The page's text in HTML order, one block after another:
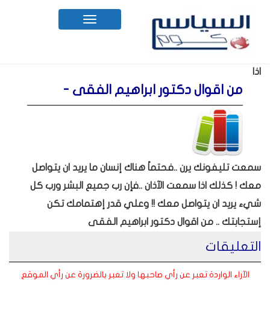
Toggle
navigation
من اقوال دكتور ابراهيم الفقى -
اذا
سمعت تليفونك يرن ..فحتماً هناك إنسان ما يريد ان يتواصل
معك ! كذلك اذا سمعت الآذان ..فإن رب جميع البشر ورب كل
شيء يريد ان يتواصل معك !! وعلي قدر إهتمامك تكن
إستجابتك .. من اقوال دكتور ابراهيم الفقى
التعليقات
الآراء الواردة تعبر عن رأي صاحبها ولا تعبر بالضرورة عن رأي الموقع